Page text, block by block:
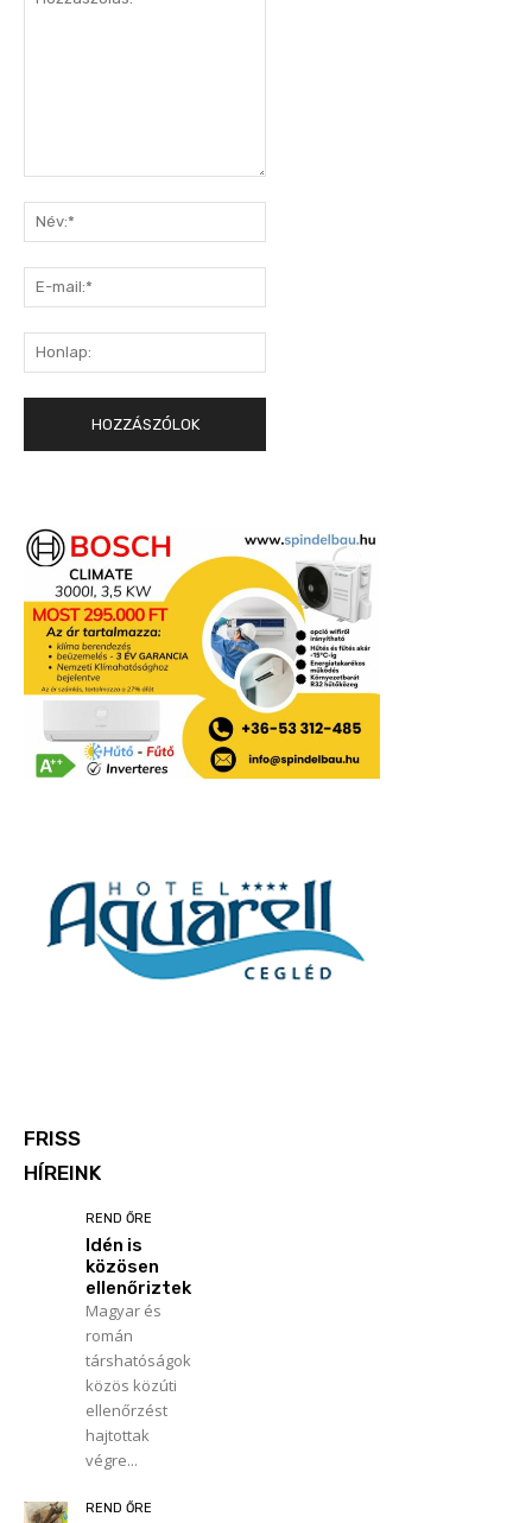
mail:*
FRISS
HÍREINK
REND ŐRE
Idén is
közösen
ellenőriztek
Magyar és
román
társhatóságok
közös közúti
ellenőrzést
hajtottak
végre...
REND ŐRE